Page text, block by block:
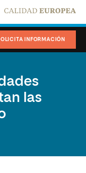
INFORMACIÓN
las